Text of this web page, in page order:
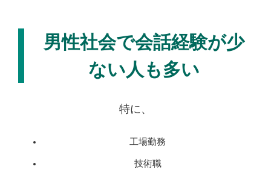
男性社会で会話経験が少
ない人も多い
特に、
工場勤務
技術職